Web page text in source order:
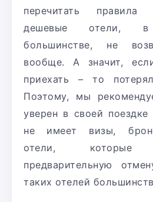
перечитать
дешевые отели, в
большинстве, не
вообще. А значит,
приехать – то
Поэтому, мы
уверен в своей
не имеет визы,
отели, которые
предварительную
таких отелей